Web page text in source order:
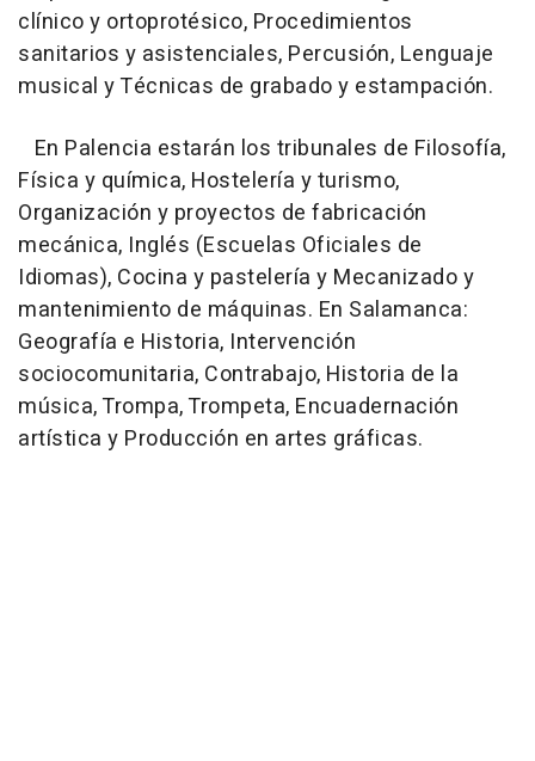
clínico y ortoprotésico, Procedimientos
sanitarios y asistenciales, Percusión, Lenguaje
musical y Técnicas de grabado y estampación.
En Palencia estarán los tribunales de Filosofía,
Física y química, Hostelería y turismo,
Organización y proyectos de fabricación
mecánica, Inglés (Escuelas Oficiales de
Idiomas), Cocina y pastelería y Mecanizado y
mantenimiento de máquinas. En Salamanca:
Geografía e Historia, Intervención
sociocomunitaria, Contrabajo, Historia de la
música, Trompa, Trompeta, Encuadernación
artística y Producción en artes gráficas.